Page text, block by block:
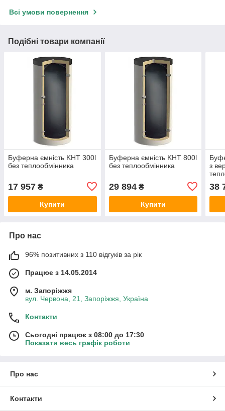
Всі умови повернення
Подібні товари компанії
Буферна ємність KHT 300l
без теплообмінника
17 957 ₴
Купити
Буферна ємність KHT 800l
без теплообмінника
29 894₴
Купити
з
38
Про нас
96% позитивних з 110 відгуків за рік
Працює з 14.05.2014
м. Запоріжжя
вул. Червона, 21, Запоріжжя, Україна
Контакти
Сьогодні працює з 08:00 до 17:30
Показати весь графік роботи
Про нас
Контакти